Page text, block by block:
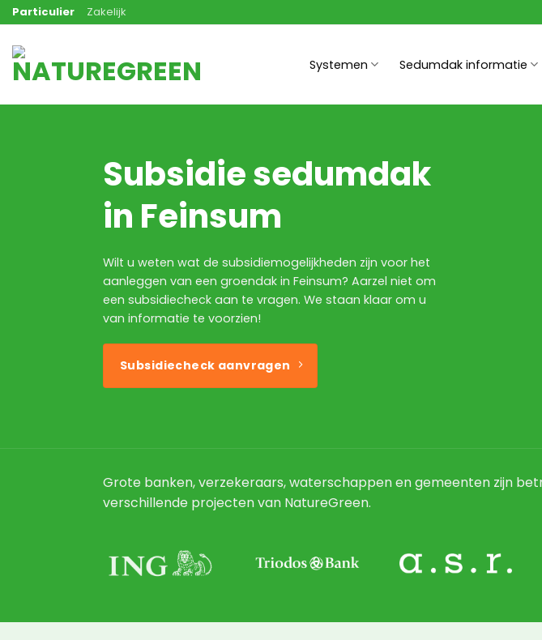
Ga
naar
inhoud
Particulier Zakelijk
Systemen Sedumdak informatie
Subsidie sedumdak
in Feinsum
Wilt u weten wat de subsidiemogelijkheden zijn voor het
aanleggen van een groendak in Feinsum? Aarzel niet om
een subsidiecheck aan te vragen. We staan klaar om u
van informatie te voorzien!
Subsidiecheck aanvragen
Grote banken, verzekeraars, waterschappen en gemeenten zijn
verschillende projecten van NatureGreen.